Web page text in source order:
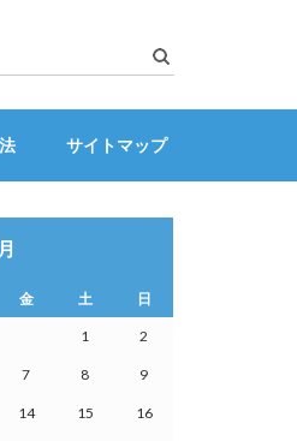
サイトマップ
金 土 日
1 2
7 8 9
14 15 16